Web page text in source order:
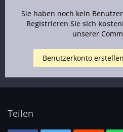
Sie haben noch kein
Registrieren Sie sich
unserer
Benutzerkonto erstellen
Teilen